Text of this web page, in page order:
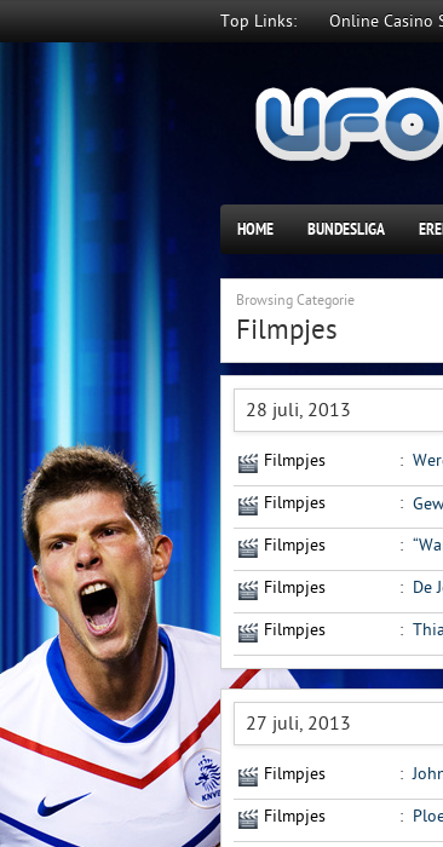
Top Links: Online Casino
HOME BUNDESLIGA
Browsing Categorie
Filmpjes
28 juli, 2013
Filmpjes :
Filmpjes :
Filmpjes
:
Filmpjes : De
Filmpjes :
27 juli, 2013
Filmpjes :
Filmpjes :